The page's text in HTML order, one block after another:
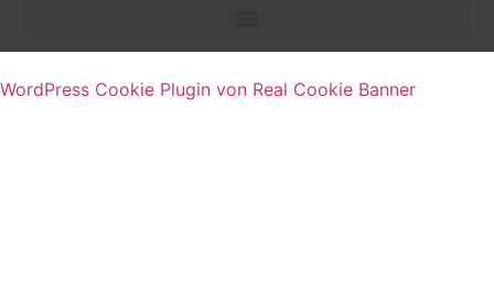
WordPress Cookie Plugin von Real Cookie Banner